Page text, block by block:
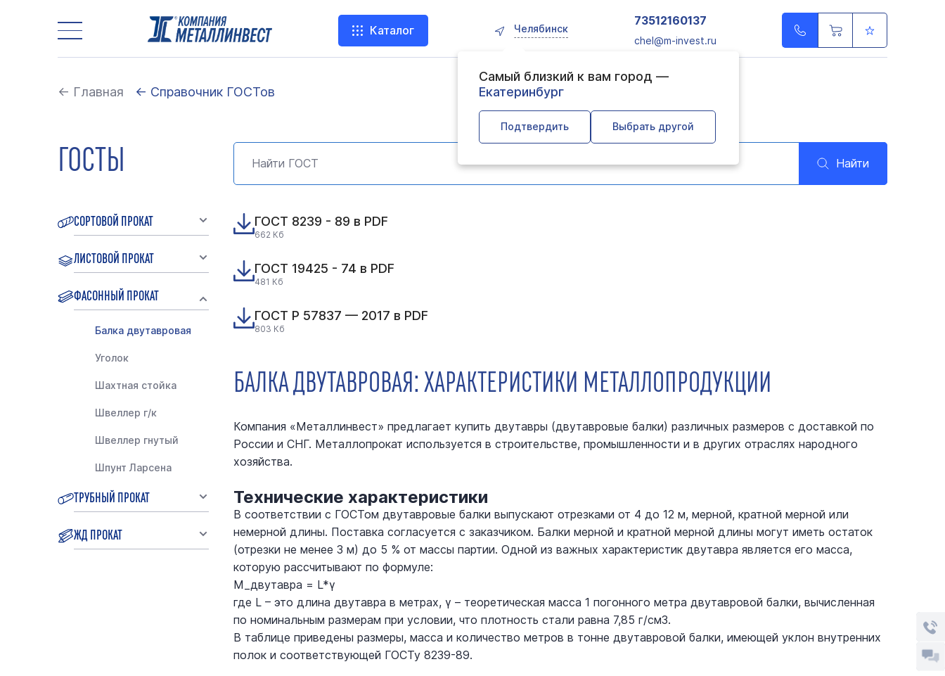
Каталог Челябинск
Самый близкий к вам город —
Екатеринбург
Подтвердить Выбрать другой
73512160137
chel@m-invest.ru
← Главная ← Справочник ГОСТов
ГОСТЫ
СОРТОВОЙ ПРОКАТ
ЛИСТОВОЙ ПРОКАТ
ФАСОННЫЙ ПРОКАТ
Балка двутавровая
Уголок
Шахтная стойка
Швеллер г/к
Швеллер гнутый
Шпунт Ларсена
ТРУБНЫЙ ПРОКАТ
ЖД ПРОКАТ
Найти
ГОСТ 8239 - 89 в PDF
662 Кб
ГОСТ 19425 - 74 в PDF
481 Кб
ГОСТ Р 57837 — 2017 в PDF
803 Кб
БАЛКА ДВУТАВРОВАЯ: ХАРАКТЕРИСТИКИ МЕТАЛЛОПРОДУКЦИИ
Компания «Металлинвест» предлагает купить двутавры (двутавровые балки) различных размеров с доставкой по
России и СНГ. Металлопрокат используется в строительстве, промышленности и в других отраслях народного
хозяйства.
Технические характеристики
В соответствии с ГОСТом двутавровые балки выпускают отрезками от 4 до 12 м, мерной, кратной мерной или
немерной длины. Поставка согласуется с заказчиком. Балки мерной и кратной мерной длины могут иметь остаток
(отрезки не менее 3 м) до 5 % от массы партии. Одной из важных характеристик двутавра является его масса,
которую рассчитывают по формуле:
М_двутавра = L*γ
где L – это длина двутавра в метрах, γ – теоретическая масса 1 погонного метра двутавровой балки, вычисленная
по номинальным размерам при условии, что плотность стали равна 7,85 г/см3.
В таблице приведены размеры, масса и количество метров в тонне двутавровой балки, имеющей уклон внутренних
полок и соответствующей ГОСТу 8239-89.